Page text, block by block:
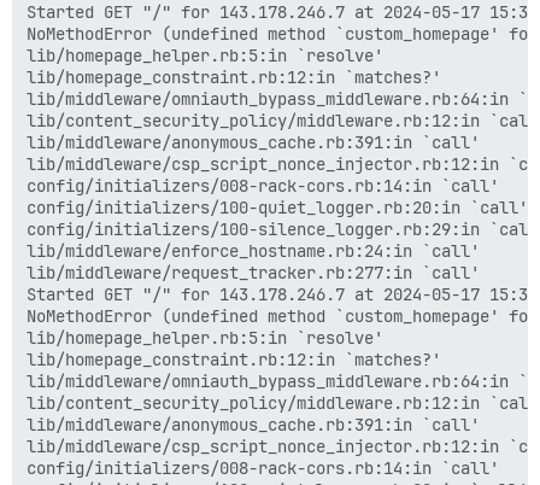
Started GET "/" for 143.178.246.7 at 2024-05-17
NoMethodError (undefined method `custom_homepage'
lib/homepage_helper.rb:5:in `resolve'
lib/homepage_constraint.rb:12:in `matches?'
lib/middleware/omniauth_bypass_middleware.rb:64:in
lib/content_security_policy/middleware.rb:12:in
lib/middleware/anonymous_cache.rb:391:in `call'
lib/middleware/csp_script_nonce_injector.rb:12:in
config/initializers/008-rack-cors.rb:14:in `call'
config/initializers/100-quiet_logger.rb:20:in `call'
config/initializers/100-silence_logger.rb:29:in
lib/middleware/enforce_hostname.rb:24:in `call'
lib/middleware/request_tracker.rb:277:in `call'
Started GET "/" for 143.178.246.7 at 2024-05-17
NoMethodError (undefined method `custom_homepage'
lib/homepage_helper.rb:5:in `resolve'
lib/homepage_constraint.rb:12:in `matches?'
lib/middleware/omniauth_bypass_middleware.rb:64:in
lib/content_security_policy/middleware.rb:12:in
lib/middleware/anonymous_cache.rb:391:in `call'
lib/middleware/csp_script_nonce_injector.rb:12:in
config/initializers/008-rack-cors.rb:14:in `call'